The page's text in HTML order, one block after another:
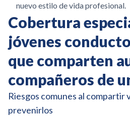
nuevo estilo de vida profesional.
Cobertura
jóvenes
que comparten
compañeros de
Riesgos comunes al compartir
prevenirlos